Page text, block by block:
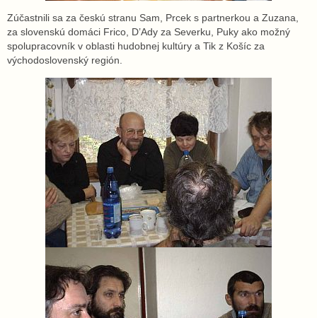
Zúčastnili sa za českú stranu Sam, Prcek s partnerkou a Zuzana,
za slovenskú domáci Frico, D’Ady za Severku, Puky ako možný
spolupracovník v oblasti hudobnej kultúry a Tik z Košíc za
východoslovenský región.